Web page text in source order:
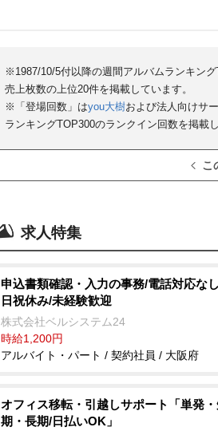
※1987/10/5付以降の週間アルバムランキン
売上枚数の上位20件を掲載しています。
※「登場回数」はyou大樹および法人向けサ
ランキングTOP300のランクイン回数を掲載し
こ
求人特集
申込書類確認・入力の事務/電話対応な
日祝休み/未経験歓迎
株式会社ベルシステム24
時給1,200円
アルバイト・パート / 契約社員 / 大阪府
オフィス移転・引越しサポート「単発
期・長期/日払いOK」